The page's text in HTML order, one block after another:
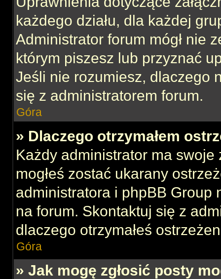
każdego działu, dla każdej
Administrator forum mógł nie
którym piszesz lub przyznać
Jeśli nie rozumiesz, dlaczego
się z administratorem forum.
Góra
» Dlaczego otrzymałem
Każdy administrator ma swoje
mogłeś zostać ukarany
administratora i phpBB Group
na forum. Skontaktuj się z
dlaczego otrzymałeś
Góra
» Jak mogę zgłosić posty